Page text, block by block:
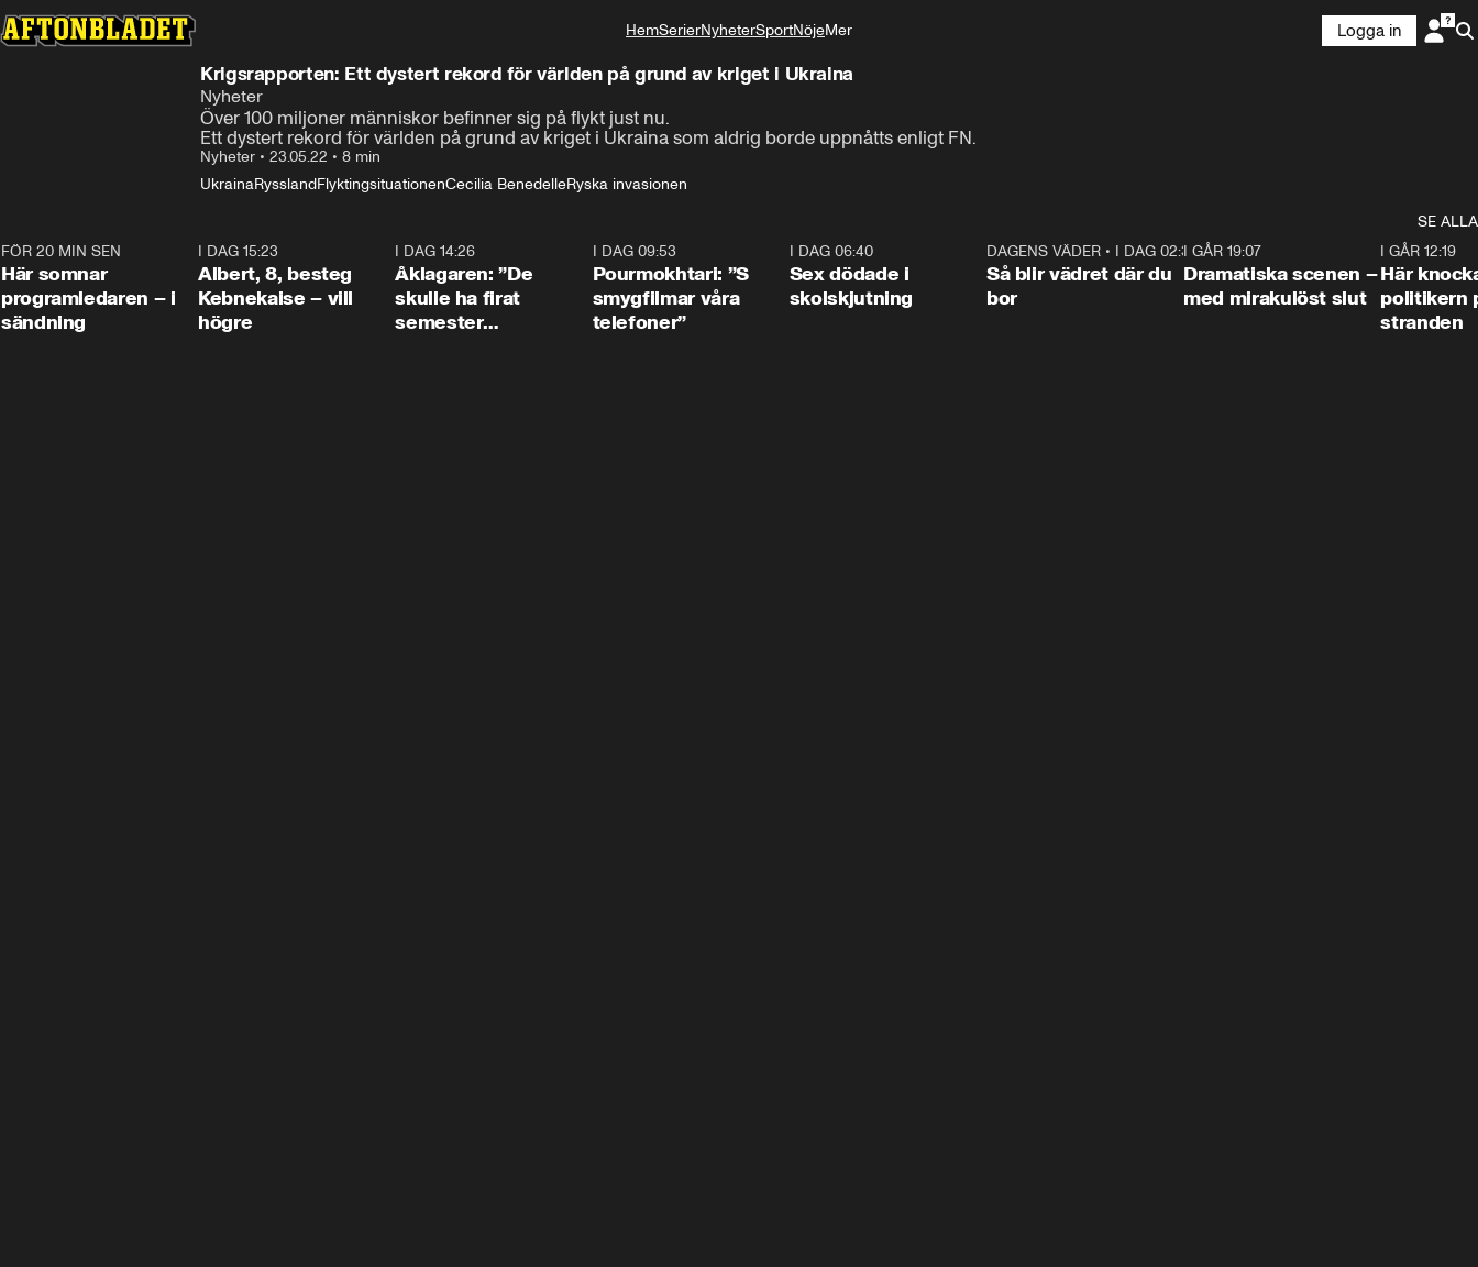
HemSerierNyheterSportNöjeMer
Livsstil
Logga in
Krigsrapporten: Ett dystert rekord för världen på grund av kriget i Ukraina
Nyheter
Över 100 miljoner människor befinner sig på flykt just nu.
Ett dystert rekord för världen på grund av kriget i Ukraina som aldrig borde uppnåtts enligt FN.
Nyheter • 23.05.22 • 8 min
UkrainaRysslandFlyktingsituationenCecilia BenedelleRyska invasionen
SE ALLA
FÖR 20 MIN SEN
Här somnar
programledaren – i
sändning
I DAG 15:23
Albert, 8, besteg
Kebnekaise – vill
högre
I DAG 14:26
Åklagaren: ”De
skulle ha firat
semester
I DAG 09:53
Pourmokhtari: ”S
smygfilmar våra
telefoner”
I DAG 06:40
Sex dödade i
skolskjutning
1:06
DAGENS VÄDER• I DAG 02:30
Så blir vädret där du
bor
I GÅR 19:07
Dramatiska scenen –
med mirakulöst slut
I GÅR 12:19
Här
politikern
stranden